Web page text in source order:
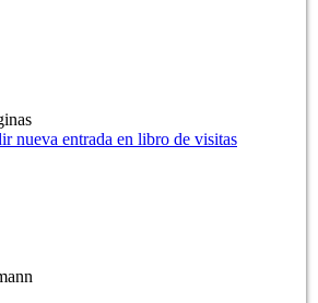
nueva entrada en libro de visitas